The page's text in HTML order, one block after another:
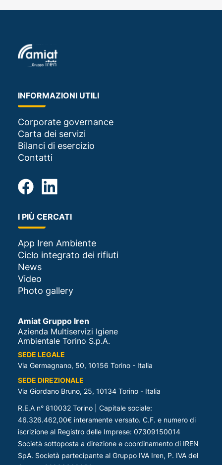
Amiat Gruppo Iren
Azienda Multiservizi Igiene
Ambientale Torino S.p.A.
SEDE LEGALE
Via Germagnano, 50, 10156 Torino - Italia
SEDE DIREZIONALE
Via Giordano Bruno, 25, 10134 Torino - Italia
R.E.A n° 810032 Torino | Capitale sociale:
46.326.462,00€ interamente versato. C.F. e numero di
iscrizione al Registro delle Imprese: 07309150014
Società sottoposta a direzione e coordinamento di IREN
SpA. Società partecipante al Gruppo IVA Iren, P. IVA del
INFORMAZIONI UTILI
Corporate governance
Carta dei servizi
Bilanci di esercizio
Contatti
I PIÙ CERCATI
App Iren Ambiente
Ciclo integrato dei rifiuti
News
Video
Photo gallery